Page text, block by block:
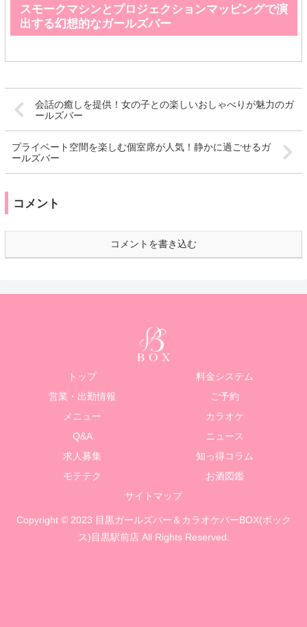
スモークマシンとプロジェクションマッピングで演
出する幻想的なガールズバー
会話の癒しを提供！女の子との楽しいおしゃべりが魅力のガ
ールズバー
プライベート空間を楽しむ個室席が人気！静かに過ごせるガ
ールズバー
コメント
コメントを書き込む
トップ
料金システム
営業・出勤情報
ご予約
メニュー
カラオケ
Q&A
ニュース
求人募集
知っ得コラム
モテテク
お酒図鑑
サイトマップ
Copyright © 2023 目黒ガールズバー＆カラオケバーBOX(ボック
ス)目黒駅前店 All Rights Reserved.